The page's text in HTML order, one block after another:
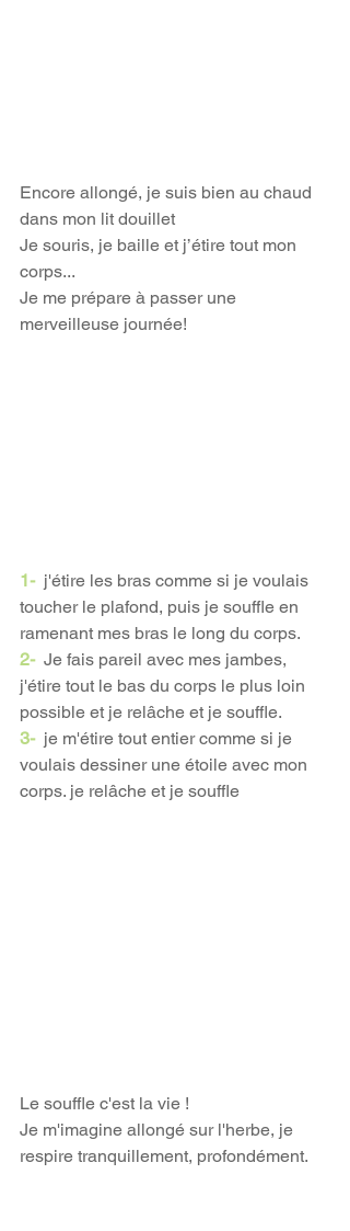
Encore allongé, je suis bien au chaud
dans mon lit douillet
Je souris, je baille et j’étire tout mon
corps...
Je me prépare à passer une
merveilleuse journée!
1- j'étire les bras comme si je voulais
toucher le plafond, puis je souffle en ​​
ramenant mes bras le long du corps.
2-
  Je fais pareil avec mes jambes,
j'étire tout le bas du corps le plus loin
possible et je relâche et je souffle.
3- je m'étire tout entier comme si je
voulais dessiner une étoile avec mon
corps. je relâche et je souffle
Le souffle c'est la vie !
Je m'imagine allongé sur l'herbe, je
respire tranquillement, profondément.